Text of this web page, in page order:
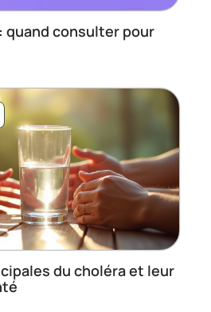
quand consulter pour
du choléra et leur